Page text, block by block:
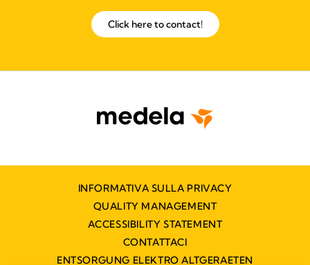
Click here to contact!
INFORMATIVA SULLA PRIVACY
QUALITY MANAGEMENT
ACCESSIBILITY STATEMENT
CONTATTACI
ENTSORGUNG ELEKTRO ALTGERAETEN